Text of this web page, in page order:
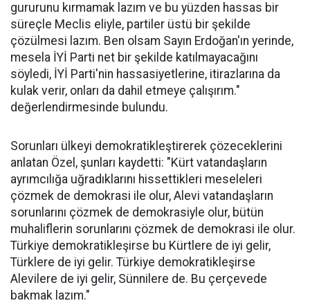
gururunu kırmamak lazım ve bu yüzden hassas bir
süreçle Meclis eliyle, partiler üstü bir şekilde
çözülmesi lazım. Ben olsam Sayın Erdoğan'ın yerinde,
mesela İYİ Parti net bir şekilde katılmayacağını
söyledi, İYİ Parti'nin hassasiyetlerine, itirazlarına da
kulak verir, onları da dahil etmeye çalışırım."
değerlendirmesinde bulundu.
Sorunları ülkeyi demokratikleştirerek çözeceklerini
anlatan Özel, şunları kaydetti: "Kürt vatandaşların
ayrımcılığa uğradıklarını hissettikleri meseleleri
çözmek de demokrasi ile olur, Alevi vatandaşların
sorunlarını çözmek de demokrasiyle olur, bütün
muhaliflerin sorunlarını çözmek de demokrasi ile olur.
Türkiye demokratikleşirse bu Kürtlere de iyi gelir,
Türklere de iyi gelir. Türkiye demokratikleşirse
Alevilere de iyi gelir, Sünnilere de. Bu çerçevede
bakmak lazım."